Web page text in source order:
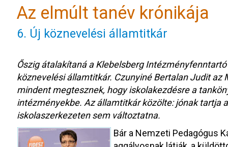
Az elmúlt tanév krónikája
6. Új köznevelési államtitkár
Őszig átalakítaná a Klebelsberg
köznevelési államtitkár. Czunyiné Bertalan Judit az
mindent megtesznek, hogy iskolakezdésre a
intézményekbe. Az államtitkár közölte: jónak tartja
iskolaszerkezeten sem változtatna.
Bár a Nemzeti Pedagógus